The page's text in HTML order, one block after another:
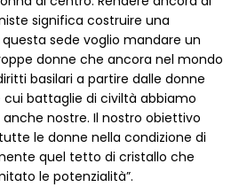
significa costruire una
sede voglio mandare un
donne che ancora nel mondo
basilari a partire dalle donne
battaglie di civiltà abbiamo
nostre. Il nostro obiettivo
le donne nella condizione di
quel tetto di cristallo che
le potenzialità”.